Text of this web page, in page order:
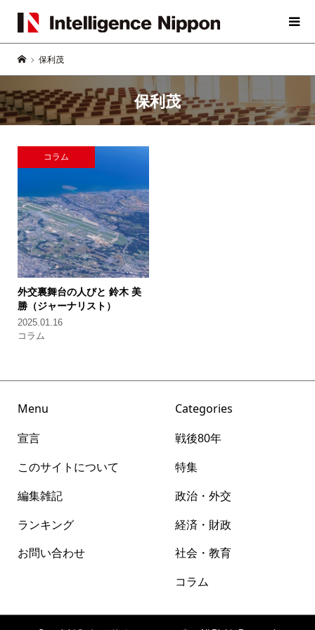
保利茂
保利茂
コラム
外交裏舞台の人びと 鈴木 美
勝（ジャーナリスト）
2025.01.16
コラム
Menu
宣言
このサイトについて
編集雑記
ランキング
お問い合わせ
Categories
戦後80年
特集
政治・外交
経済・財政
社会・教育
コラム